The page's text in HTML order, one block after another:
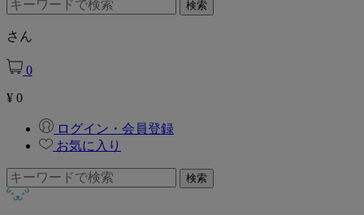
さん
0
¥ 0
ログイン・会員登録
お気に入り